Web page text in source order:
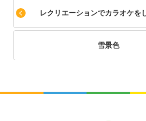
レクリエーションでカラオケを
雪景色